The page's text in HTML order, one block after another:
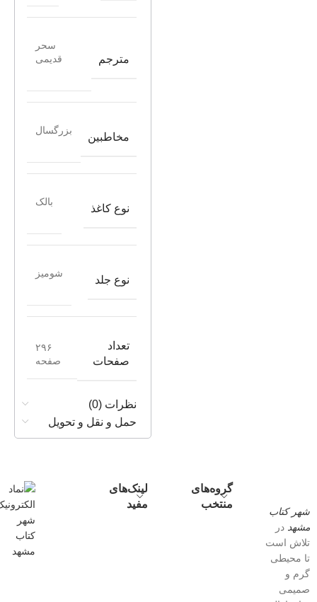
مترجم
سحر
قدیمی
مخاطبین
بزرگسال
نوع کاغذ
بالک
نوع جلد
شومیز
تعداد
صفحات
۲۹۶
صفحه
نظرات (0)
حمل و نقل و تحویل
شهر کتاب
مشهد در
تلاش است
تا محیطی
گرم و
صمیمی
گروه‌های
منتخب
لینک‌های
مفید